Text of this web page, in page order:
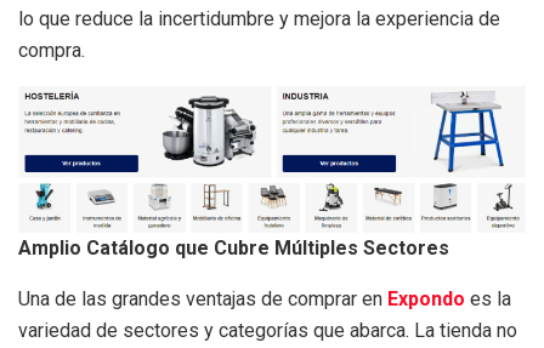
lo que reduce la incertidumbre y mejora la experiencia de
compra.
Amplio Catálogo que Cubre Múltiples Sectores
Una de las grandes ventajas de comprar en Expondo es la
variedad de sectores y categorías que abarca. La tienda no